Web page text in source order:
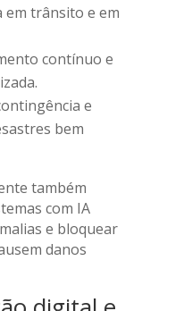
trânsito e em
contínuo e
e
bem
também
com IA
e bloquear
danos